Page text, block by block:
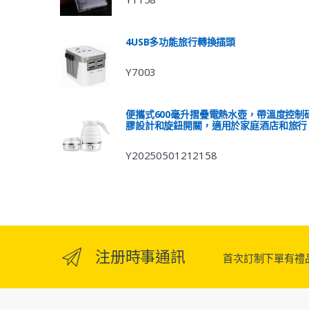
4USB多功能旅行轉換插頭
Y7003
便攜式600毫升摺疊電熱水壺，帶溫度控制
膠設計和旋鈕開關，適用於家庭酒店和旅行
Y20250501212158
注册時事通訊 首次訂制下單有禮